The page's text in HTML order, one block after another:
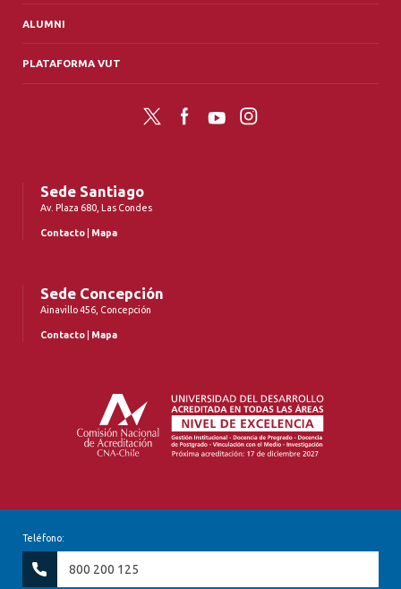
ALUMNI
PLATAFORMA VUT
Twitter FacebookYouTubeInstagram
Sede Santiago
Av. Plaza 680, Las Condes
Contacto Mapa
Sede Concepción
Ainavillo 456, Concepción
Contacto Mapa
Teléfono:
800 200 125